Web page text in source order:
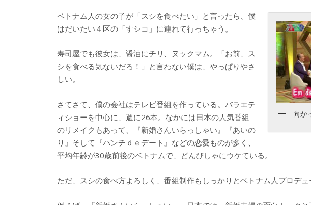
向か
ベトナム人の女の子が「スシを食べたい」と言ったら、僕
はだいたい４区の「すシコ」に連れて行っちゃう。
寿司屋でも彼女は、醤油にチリ、ヌックマム。「お前、ス
シを食べる気ないだろ！」と言わない僕は、やっぱりやさ
しい。
さてさて、僕の会社はテレビ番組を作っている。バラエテ
ィショーを中心に、週に26本。なかには日本の人気番組
のリメイクもあって、『新婚さんいらっしゃい』『あいの
り』そして『パンチｄｅデート』などの恋愛ものが多く、
平均年齢が30歳前後のベトナムで、どんぴしゃにウケている。
ただ、スシの食べ方よろしく、番組制作もしっかりとベトナム人プロデュ